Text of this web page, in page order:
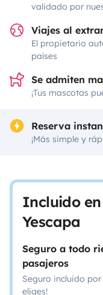
validado por
Viajes al
El propietario
países
Se admiten
¡Tus mascotas
Reserva
¡Más simple y
Incluido
Yescapa
Seguro a todo
pasajeros
Seguro incluido
eliges!